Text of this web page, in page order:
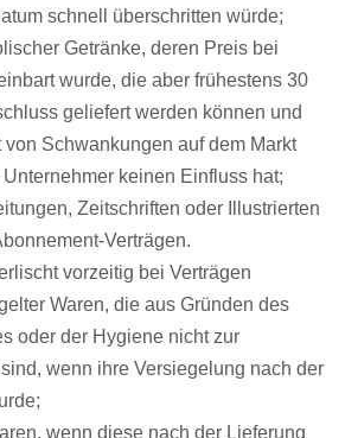
schnell überschritten würde;
Getränke, deren Preis bei
wurde, die aber frühestens 30
geliefert werden können und
Schwankungen auf dem Markt
keinen Einfluss hat;
Zeitschriften oder Illustrierten
Verträgen.
vorzeitig bei Verträgen
Waren, die aus Gründen des
oder der Hygiene nicht zur
wenn ihre Versiegelung nach der
wenn diese nach der Lieferung